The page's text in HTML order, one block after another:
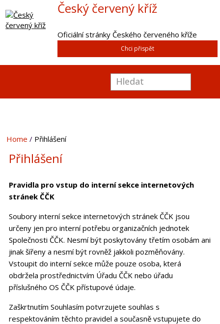
Český červený kříž
Oficiální stránky Českého červeného kříže
Chci přispět
Home Přihlášení
Přihlášení
Pravidla pro vstup do interní sekce internetových
stránek ČČK
Soubory interní sekce internetových stránek ČČK jsou
určeny jen pro interní potřebu organizačních jednotek
Společnosti ČČK. Nesmí být poskytovány třetím osobám ani
jinak šířeny a nesmí být rovněž jakkoli pozměňovány.
Vstoupit do interní sekce může pouze osoba, která
obdržela prostřednictvím Úřadu ČČK nebo úřadu
příslušného OS ČČK přístupové údaje.
Zaškrtnutím Souhlasím potvrzujete souhlas s
respektováním těchto pravidel a současně vstupujete do